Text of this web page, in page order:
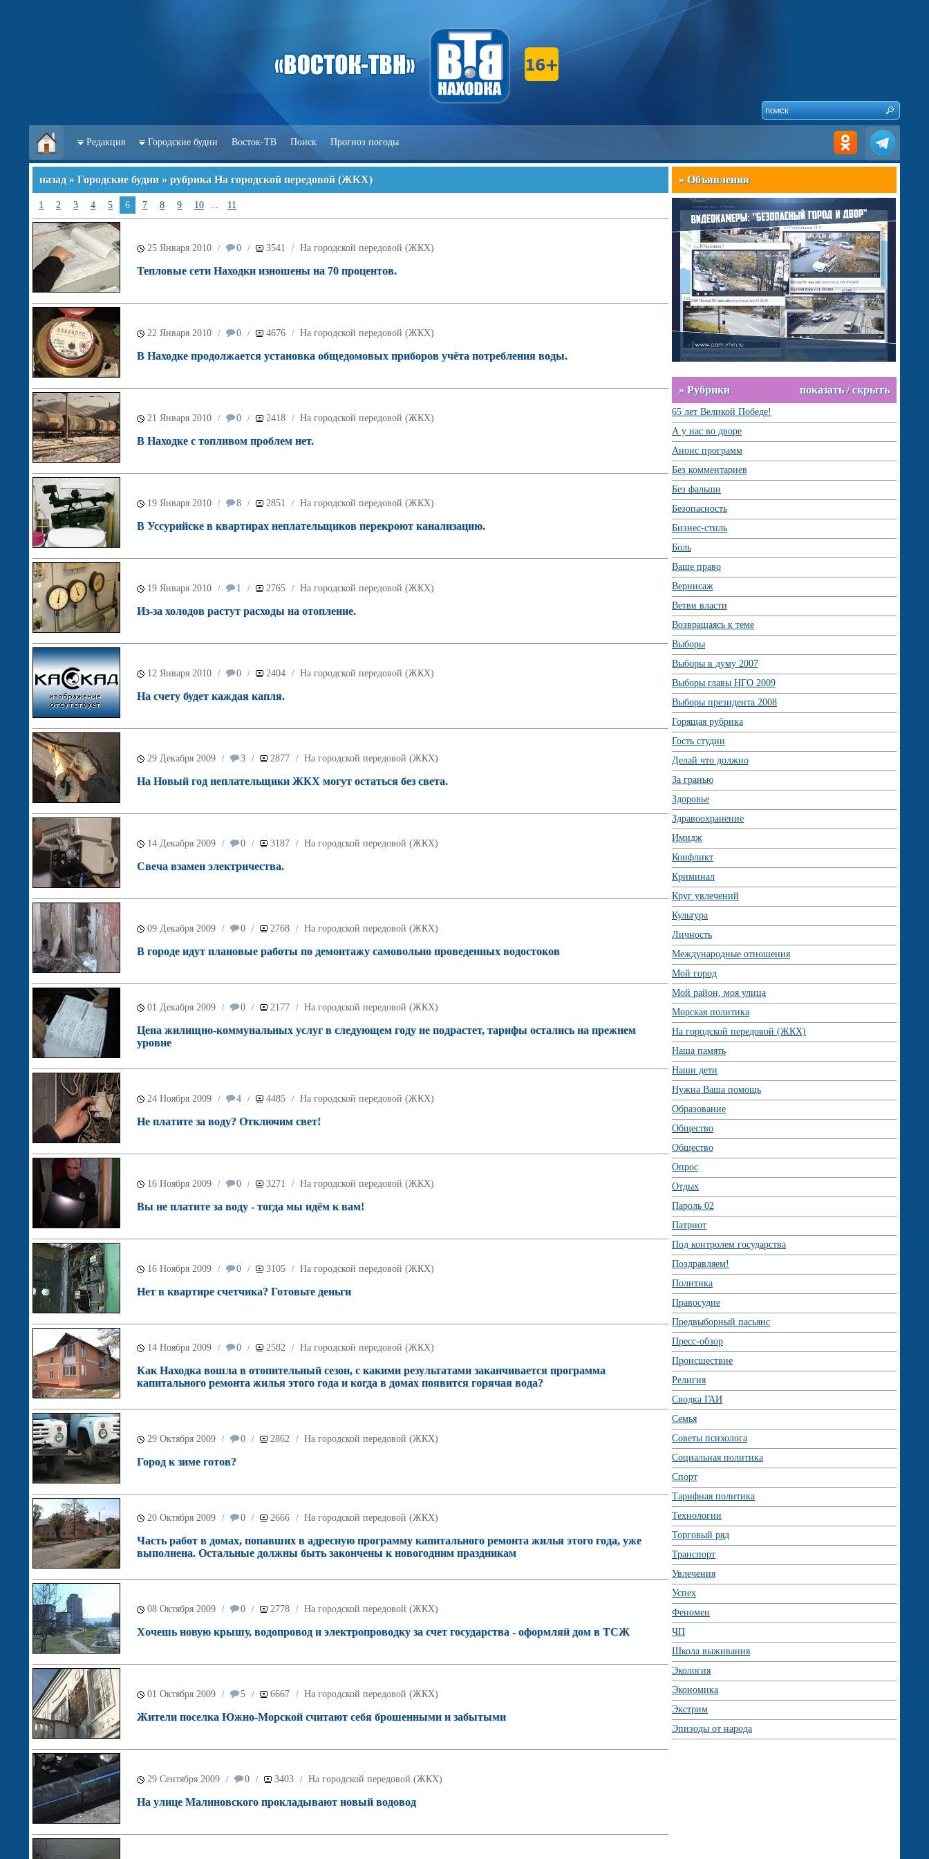
Редакция Городские будни Восток-ТВ Поиск Прогноз погоды
назад » Городские будни » рубрика На городской передовой (ЖКХ)
1 2 3 4 5 6 7 8 9 10 ... 11
25 Января 2010 / 0 / 3541 / На городской передовой (ЖКХ)
Тепловые сети Находки изношены на 70 процентов.
22 Января 2010 / 0 / 4676 / На городской передовой (ЖКХ)
В Находке продолжается установка общедомовых приборов учёта потребления воды.
21 Января 2010 / 0 / 2418 / На городской передовой (ЖКХ)
В Находке с топливом проблем нет.
19 Января 2010 / 8 / 2851 / На городской передовой (ЖКХ)
В Уссурийске в квартирах неплательщиков перекроют канализацию.
19 Января 2010 / 1 / 2765 / На городской передовой (ЖКХ)
Из-за холодов растут расходы на отопление.
12 Января 2010 / 0 / 2404 / На городской передовой (ЖКХ)
На счету будет каждая капля.
29 Декабря 2009 / 3 / 2877 / На городской передовой (ЖКХ)
На Новый год неплательщики ЖКХ могут остаться без света.
14 Декабря 2009 / 0 / 3187 / На городской передовой (ЖКХ)
Свеча взамен электричества.
09 Декабря 2009 / 0 / 2768 / На городской передовой (ЖКХ)
В городе идут плановые работы по демонтажу самовольно проведенных водостоков
01 Декабря 2009 / 0 / 2177 / На городской передовой (ЖКХ)
Цена жилищно-коммунальных услуг в следующем году не подрастет, тарифы остались на прежнем
уровне
24 Ноября 2009 / 4 / 4485 / На городской передовой (ЖКХ)
Не платите за воду? Отключим свет!
16 Ноября 2009 / 0 / 3271 / На городской передовой (ЖКХ)
Вы не платите за воду - тогда мы идём к вам!
16 Ноября 2009 / 0 / 3105 / На городской передовой (ЖКХ)
Нет в квартире счетчика? Готовьте деньги
14 Ноября 2009 / 0 / 2582 / На городской передовой (ЖКХ)
Как Находка вошла в отопительный сезон, с какими результатами заканчивается программа
капитального ремонта жилья этого года и когда в домах появится горячая вода?
29 Октября 2009 / 0 / 2862 / На городской передовой (ЖКХ)
Город к зиме готов?
20 Октября 2009 / 0 / 2666 / На городской передовой (ЖКХ)
Часть работ в домах, попавших в адресную программу капитального ремонта жилья этого года, уже
выполнена. Остальные должны быть закончены к новогодним праздникам
08 Октября 2009 / 0 / 2778 / На городской передовой (ЖКХ)
Хочешь новую крышу, водопровод и электропроводку за счет государства - оформляй дом в ТСЖ
01 Октября 2009 / 5 / 6667 / На городской передовой (ЖКХ)
Жители поселка Южно-Морской считают себя брошенными и забытыми
29 Сентября 2009 / 0 / 3403 / На городской передовой (ЖКХ)
На улице Малиновского прокладывают новый водовод
» Объявления
» Рубрики показать / скрыть
65 лет Великой Победе!
А у нас во дворе
Анонс программ
Без комментариев
Без фальши
Безопасность
Бизнес-стиль
Боль
Ваше право
Вернисаж
Ветви власти
Возвращаясь к теме
Выборы
Выборы в думу 2007
Выборы главы НГО 2009
Выборы президента 2008
Горящая рубрика
Гость студии
Делай что должно
За гранью
Здоровье
Здравоохранение
Имидж
Конфликт
Криминал
Круг увлечений
Культура
Личность
Международные отношения
Мой город
Мой район, моя улица
Морская политика
На городской передовой (ЖКХ)
Наша память
Наши дети
Нужна Ваша помощь
Образование
Общество
Общество
Опрос
Отдых
Пароль 02
Патриот
Под контролем государства
Поздравляем!
Политика
Правосудие
Предвыборный пасьянс
Пресс-обзор
Происшествие
Религия
Сводка ГАИ
Семья
Советы психолога
Социальная политика
Спорт
Тарифная политика
Технологии
Торговый ряд
Транспорт
Увлечения
Успех
Феномен
ЧП
Школа выживания
Экология
Экономика
Экстрим
Эпизоды от народа